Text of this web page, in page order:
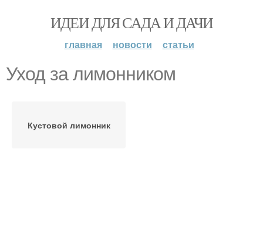
ИДЕИ ДЛЯ САДА И ДАЧИ
главная новости статьи
Уход за лимонником
Кустовой лимонник